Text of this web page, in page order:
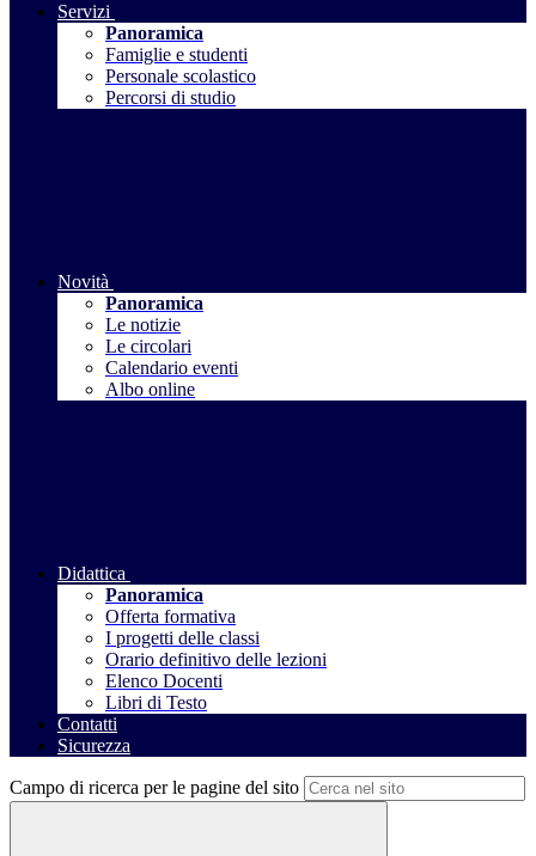
Servizi
Panoramica
Famiglie e studenti
Personale scolastico
Percorsi di studio
Novità
Panoramica
Le notizie
Le circolari
Calendario eventi
Albo online
Didattica
Panoramica
Offerta formativa
I progetti delle classi
Orario definitivo delle lezioni
Elenco Docenti
Libri di Testo
Contatti
Sicurezza
Campo di ricerca per le pagine del sito